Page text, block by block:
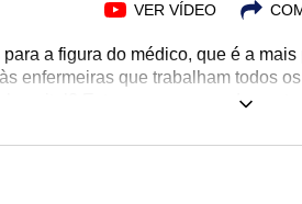
VER VÍDEO
a figura do médico, que é a
enfermeiras que trabalham todos
hospital? Estas que passam de
suporte ao paciente ou aos
trabalho. Neste Dia da Enfermeira,